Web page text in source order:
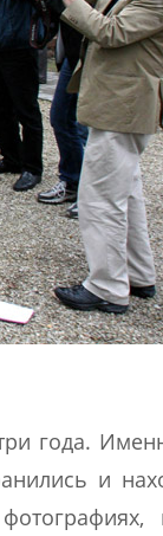
года.
и